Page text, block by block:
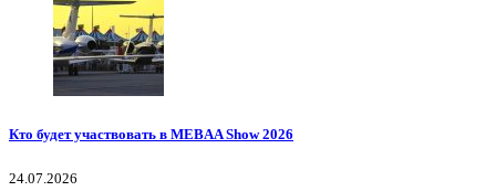
Кто будет участвовать в MEBAA Show 2026
24.07.2026